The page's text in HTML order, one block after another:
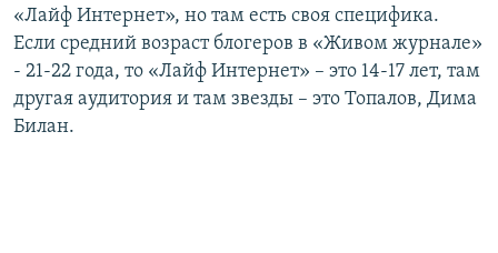
«Лайф Интернет», но там есть своя специфика.
Если средний возраст блогеров в «Живом журнале»
- 21-22 года, то «Лайф Интернет» – это 14-17 лет, там
другая аудитория и там звезды – это Топалов, Дима
Билан.